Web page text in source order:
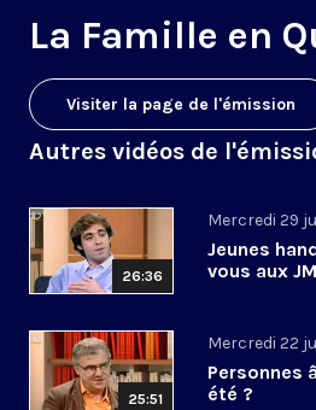
La Famille en
Visiter la page de l'émission
Autres vidéos de
26:36
Mercredi 29
Jeunes
vous aux
25:51
Mercredi 22
Personnes
été ?